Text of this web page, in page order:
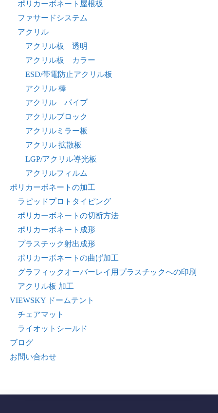
ポリカーボネート屋根板
ファサードシステム
アクリル
アクリル板 透明
アクリル板 カラー
ESD/帯電防止アクリル板
アクリル 棒
アクリル パイプ
アクリルブロック
アクリルミラー板
アクリル 拡散板
LGP/アクリル導光板
アクリルフィルム
ポリカーボネートの加工
ラピッドプロトタイピング
ポリカーボネートの切断方法
ポリカーボネート成形
プラスチック射出成形
ポリカーボネートの曲げ加工
グラフィックオーバーレイ用プラスチックへの印刷
アクリル板 加工
VIEWSKY ドームテント
チェアマット
ライオットシールド
ブログ
お問い合わせ